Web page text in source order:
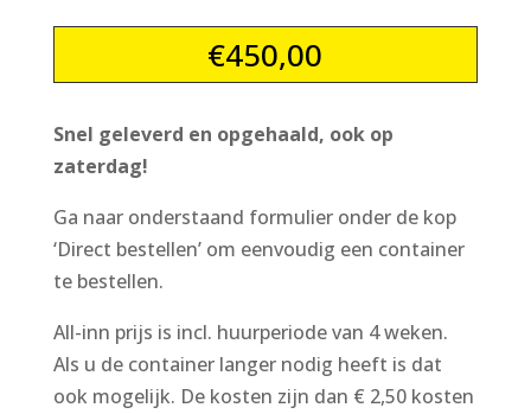
€450,00
Snel geleverd en opgehaald, ook op
zaterdag!
Ga naar onderstaand formulier onder de kop
‘Direct bestellen’ om eenvoudig een container
te bestellen.
All-inn prijs is incl. huurperiode van 4 weken.
Als u de container langer nodig heeft is dat
ook mogelijk. De kosten zijn dan € 2,50 kosten